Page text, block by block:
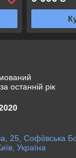
останній рік
25, Софіївська
Україна